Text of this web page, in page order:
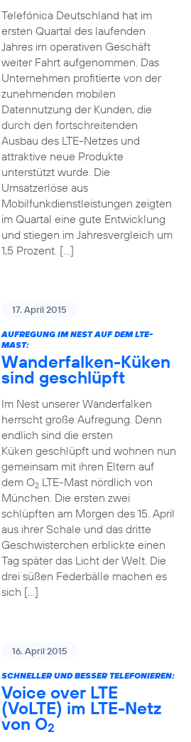
Telefónica Deutschland hat im
ersten Quartal des laufenden
Jahres im operativen Geschäft
weiter Fahrt aufgenommen. Das
Unternehmen profitierte von der
zunehmenden mobilen
Datennutzung der Kunden, die
durch den fortschreitenden
Ausbau des LTE-Netzes und
attraktive neue Produkte
unterstützt wurde. Die
Umsatzerlöse aus
Mobilfunkdienstleistungen zeigten
im Quartal eine gute Entwicklung
und stiegen im Jahresvergleich um
1,5 Prozent. […]
17. April 2015
AUFREGUNG IM NEST AUF DEM LTE-
MAST:
Wanderfalken-Küken
sind geschlüpft
Im Nest unserer Wanderfalken
herrscht große Aufregung. Denn
endlich sind die ersten
Küken geschlüpft und wohnen nun
gemeinsam mit ihren Eltern auf
dem O2LTE-Mast nördlich von
München. Die ersten zwei
schlüpften am Morgen des 15. April
aus ihrer Schale und das dritte
Geschwisterchen erblickte einen
Tag später das Licht der Welt. Die
drei süßen Federbälle machen es
sich […]
16. April 2015
SCHNELLER UND BESSER TELEFONIEREN:
Voice over LTE
(VoLTE) im LTE-Netz
von O2